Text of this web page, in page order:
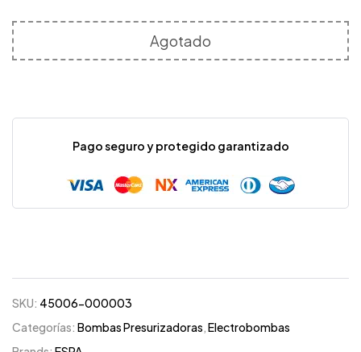
Agotado
Pago seguro y protegido garantizado
SKU: 45006-000003
Categorías: Bombas Presurizadoras,Electrobombas